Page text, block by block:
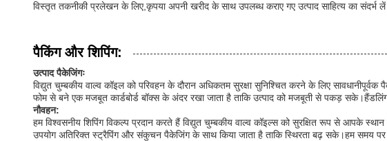
विस्तृत तकनीकी प्रलेखन के लिए,कृपया अपनी खरीद के साथ उपलब्ध कराए गए उत्पाद साहित्य का संदर्भ लें
पैकिंग और शिपिंग:
उत्पाद पैकेजिंगः
विद्युत चुम्बकीय वाल्व कॉइल को परिवहन के दौरान अधिकतम सुरक्षा सुनिश्चित करने के लिए
फोम से बने एक मजबूत कार्डबोर्ड बॉक्स के अंदर रखा जाता है ताकि उत्पाद को मजबूती से पकड़
नौवहन:
हम विश्वसनीय शिपिंग विकल्प प्रदान करते हैं विद्युत चुम्बकीय वाल्व कॉइल्स को सुरक्षित रूप से आपके
उपयोग अतिरिक्त स्ट्रैपिंग और संकुचन पैकेजिंग के साथ किया जाता है ताकि स्थिरता बढ़ सके।हम समय